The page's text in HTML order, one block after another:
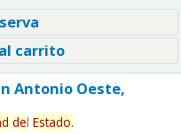
carrito
Antonio Oeste,
del Estado.